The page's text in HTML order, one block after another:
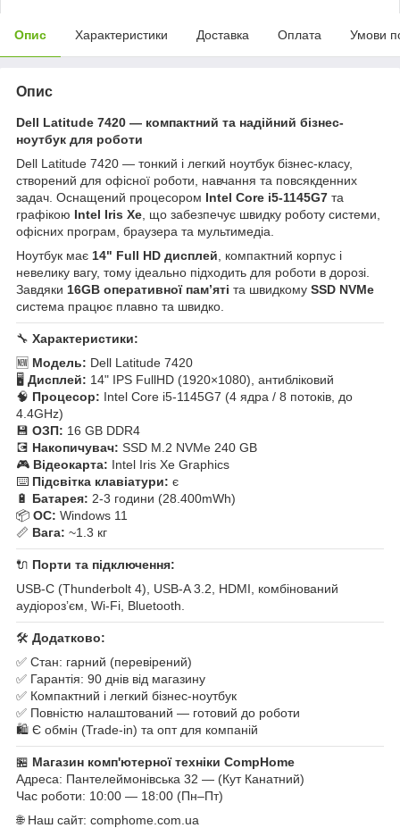
Опис Характеристики Доставка Оплата Умови
Опис
Dell Latitude 7420 — компактний та надійний бізнес-
ноутбук для роботи
Dell Latitude 7420 — тонкий і легкий ноутбук бізнес-класу,
створений для офісної роботи, навчання та повсякденних
задач. Оснащений процесором Intel Core i5-1145G7 та
графікою Intel Iris Xe , що забезпечує швидку роботу системи,
офісних програм, браузера та мультимедіа.
Ноутбук має 14" Full HD дисплей , компактний корпус і
невелику вагу, тому ідеально підходить для роботи в дорозі.
Завдяки 16GB оперативної памʼяті та швидкому SSD NVMe
система працює плавно та швидко.
🔧 Характеристики:
🆕 Модель: Dell Latitude 7420
🖥 Дисплей: 14" IPS FullHD (1920×1080), антибліковий
🧠 Процесор: Intel Core i5-1145G7 (4 ядра / 8 потоків, до
4.4GHz)
💾 ОЗП: 16 GB DDR4
💽 Накопичувач: SSD M.2 NVMe 240 GB
🎮 Відеокарта: Intel Iris Xe Graphics
⌨️ Підсвітка клавіатури: є
🔋 Батарея: 2-3 години (28.400mWh)
📦 ОС: Windows 11
📏 Вага: ~1.3 кг
🔌 Порти та підключення:
USB-C (Thunderbolt 4), USB-A 3.2, HDMI, комбінований
аудіорозʼєм, Wi-Fi, Bluetooth.
🛠 Додатково:
✅ Стан: гарний (перевірений)
✅ Гарантія: 90 днів від магазину
✅ Компактний і легкий бізнес-ноутбук
✅ Повністю налаштований — готовий до роботи
🛍 Є обмін (Trade-in) та опт для компаній
🏪 Магазин комп'ютерної техніки CompHome
Адреса: Пантелеймонівська 32 — (Кут Канатний)
Час роботи: 10:00 — 18:00 (Пн–Пт)
🌐 Наш сайт: comphome.com.ua